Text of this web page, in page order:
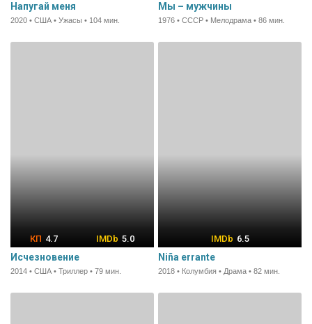
Напугай меня
2020 • США • Ужасы • 104 мин.
Мы – мужчины
1976 • СССР • Мелодрама • 86 мин.
4.7 5.0
Исчезновение
2014 • США • Триллер • 79 мин.
6.5
Niña errante
2018 • Колумбия • Драма • 82 мин.